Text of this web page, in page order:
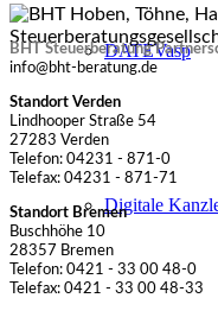
DATEVasp
Digitale
BHT Steuerberatung
info@bht-beratung.de
Standort Verden
Lindhooper Straße 54
27283 Verden
Telefon: 04231 - 871-0
Telefax: 04231 - 871-71
Standort Bremen
Buschhöhe 10
28357 Bremen
Telefon: 0421 - 33 00 48-0
Telefax: 0421 - 33 00 48-33